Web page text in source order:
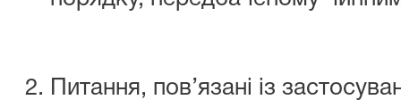
Питання, пов’язані із